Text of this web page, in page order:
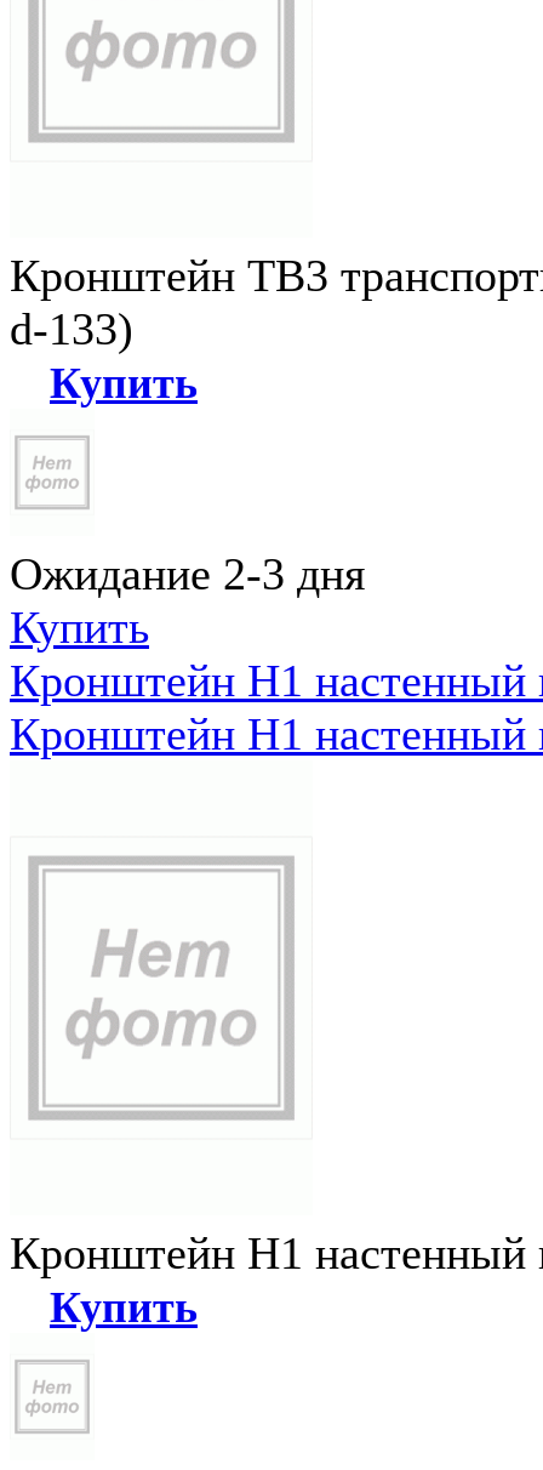
Кронштейн ТВ3
d-133)
Купить
Ожидание 2-3 дня
Купить
Кронштейн Н1
Кронштейн Н1
Кронштейн Н1
Купить